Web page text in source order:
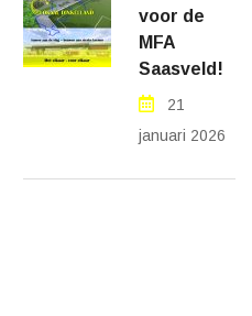
voor de
MFA
Saasveld!
21
januari 2026